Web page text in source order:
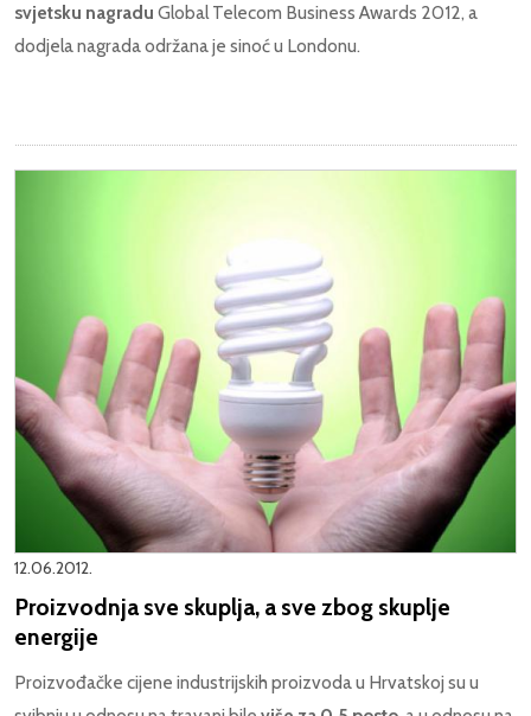
svjetsku nagradu Global Telecom Business Awards 2012, a
dodjela nagrada održana je sinoć u Londonu.
12.06.2012.
Proizvodnja sve skuplja, a sve zbog skuplje
energije
Proizvođačke cijene industrijskih proizvoda u Hrvatskoj su u